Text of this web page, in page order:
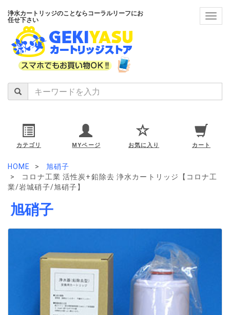
浄水カートリッジのことならコーラルリーフにお
任せ下さい
カテゴリ MYページ お気に入り カート
HOME
旭硝子
コロナ工業 活性炭+鉛除去 浄水カートリッジ【コロナ工
業/岩城硝子/旭硝子】
旭硝子